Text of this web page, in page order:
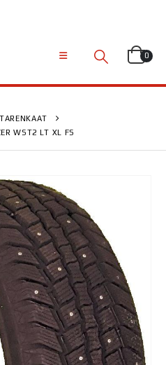
0
WST2 LT XL FS